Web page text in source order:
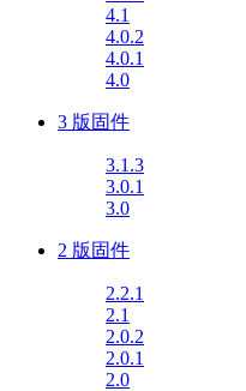
4.1
4.0.2
4.0.1
4.0
3 版固件
3.1.3
3.0.1
3.0
2 版固件
2.2.1
2.1
2.0.2
2.0.1
2.0